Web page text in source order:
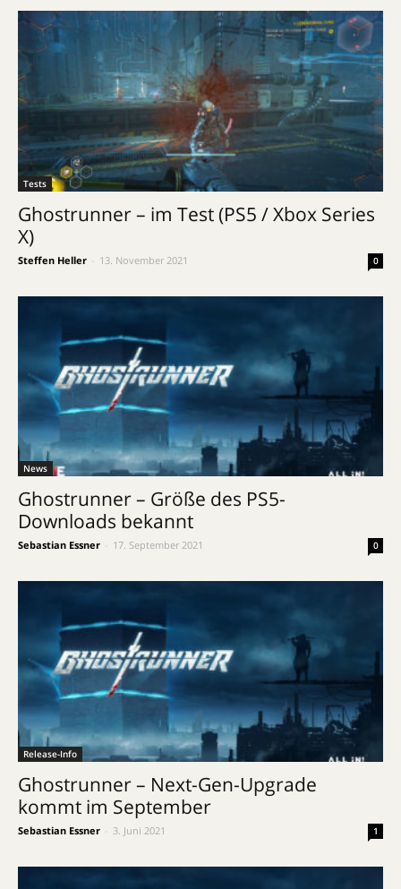
Tests
Ghostrunner – im Test (PS5 / Xbox Series
X)
Steffen Heller 13. November 2021 0
News
Ghostrunner – Größe des PS5-
Downloads bekannt
Sebastian Essner 17. September 2021 0
Release-Info
Ghostrunner – Next-Gen-Upgrade
kommt im September
Sebastian Essner 3. Juni 2021 1